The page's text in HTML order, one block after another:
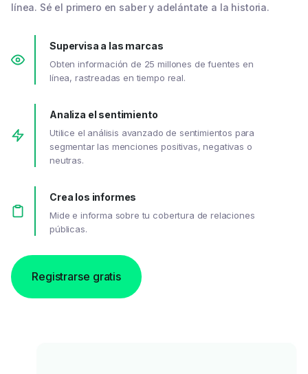
línea. Sé el primero en saber y adelántate a la historia.
Supervisa a las marcas
Obten información de 25 millones de fuentes en
línea, rastreadas en tiempo real.
Analiza el sentimiento
Utilice el análisis avanzado de sentimientos para
segmentar las menciones positivas, negativas o
neutras.
Crea los informes
Mide e informa sobre tu cobertura de relaciones
públicas.
Registrarse gratis